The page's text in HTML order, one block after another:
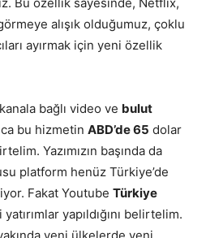
alışık olduğumuz, çoklu
ayırmak için yeni özellik
bağlı video ve bulut
bu hizmetin ABD’de 65 dolar
Yazımızın başında da
platform henüz Türkiye’de
Fakat Youtube Türkiye
yapıldığını belirtelim.